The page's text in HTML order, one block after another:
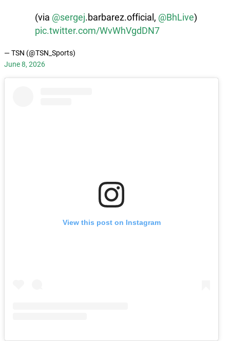
(via @sergej.barbarez.official, @BhLive)
pic.twitter.com/WvWhVgdDN7
— TSN (@TSN_Sports)
June 8, 2026
View this post on Instagram